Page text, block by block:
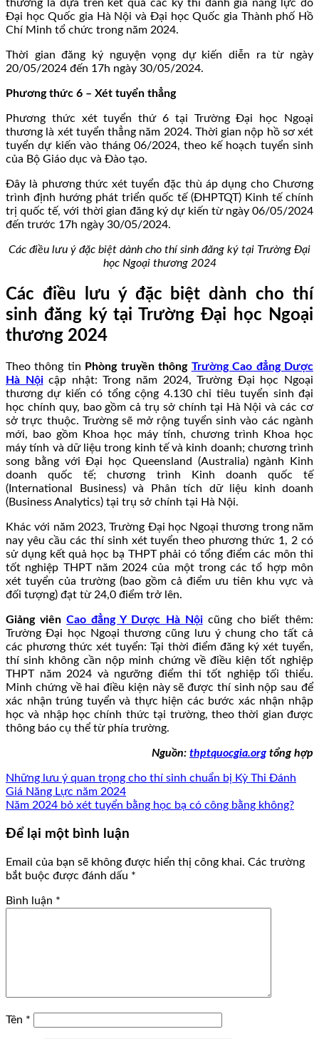
thương là dựa trên kết quả các kỳ thi đánh giá năng lực do
Đại học Quốc gia Hà Nội và Đại học Quốc gia Thành phố Hồ
Chí Minh tổ chức trong năm 2024.
Thời gian đăng ký nguyện vọng dự kiến diễn ra từ ngày
20/05/2024 đến 17h ngày 30/05/2024.
Phương thức 6 – Xét tuyển thẳng
Phương thức xét tuyển thứ 6 tại Trường Đại học Ngoại
thương là xét tuyển thẳng năm 2024. Thời gian nộp hồ sơ xét
tuyển dự kiến vào tháng 06/2024, theo kế hoạch tuyển sinh
của Bộ Giáo dục và Đào tạo.
Đây là phương thức xét tuyển đặc thù áp dụng cho Chương
trình định hướng phát triển quốc tế (ĐHPTQT) Kinh tế chính
trị quốc tế, với thời gian đăng ký dự kiến từ ngày 06/05/2024
đến trước 17h ngày 30/05/2024.
Các điều lưu ý đặc biệt dành cho thí sinh đăng ký tại Trường Đại
học Ngoại thương 2024
Các điều lưu ý đặc biệt dành cho thí
sinh đăng ký tại Trường Đại học Ngoại
thương 2024
Theo thông tin Phòng truyền thông Trường Cao đẳng Dược
Hà Nộicập nhật: Trong năm 2024, Trường Đại học Ngoại
thương dự kiến có tổng cộng 4.130 chỉ tiêu tuyển sinh đại
học chính quy, bao gồm cả trụ sở chính tại Hà Nội và các cơ
sở trực thuộc. Trường sẽ mở rộng tuyển sinh vào các ngành
mới, bao gồm Khoa học máy tính, chương trình Khoa học
máy tính và dữ liệu trong kinh tế và kinh doanh; chương trình
song bằng với Đại học Queensland (Australia) ngành Kinh
doanh quốc tế; chương trình Kinh doanh quốc tế
(International Business) và Phân tích dữ liệu kinh doanh
(Business Analytics) tại trụ sở chính tại Hà Nội.
Khác với năm 2023, Trường Đại học Ngoại thương trong năm
nay yêu cầu các thí sinh xét tuyển theo phương thức 1, 2 có
sử dụng kết quả học bạ THPT phải có tổng điểm các môn thi
tốt nghiệp THPT năm 2024 của một trong các tổ hợp môn
xét tuyển của trường (bao gồm cả điểm ưu tiên khu vực và
đối tượng) đạt từ 24,0 điểm trở lên.
Giảng viênCao đẳng Y Dược Hà Nộicũng cho biết thêm:
Trường Đại học Ngoại thương cũng lưu ý chung cho tất cả
các phương thức xét tuyển: Tại thời điểm đăng ký xét tuyển,
thí sinh không cần nộp minh chứng về điều kiện tốt nghiệp
THPT năm 2024 và ngưỡng điểm thi tốt nghiệp tối thiểu.
Minh chứng về hai điều kiện này sẽ được thí sinh nộp sau để
xác nhận trúng tuyển và thực hiện các bước xác nhận nhập
học và nhập học chính thức tại trường, theo thời gian được
thông báo cụ thể từ phía trường.
Nguồn: thptquocgia.orgtổng hợp
Những lưu ý quan trọng cho thí sinh chuẩn bị Kỳ Thi Đánh
Giá Năng Lực năm 2024
Năm 2024 bỏ xét tuyển bằng học bạ có công bằng không?
Để lại một bình luận
Email của bạn sẽ không được hiển thị công khai. Các trường
bắt buộc được đánh dấu *
Bình luận *
Tên *